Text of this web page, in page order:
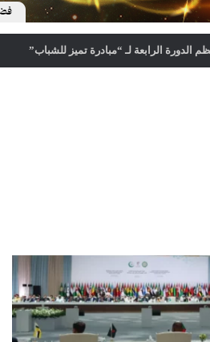
الدورة الرابعة لـ “مبادرة تميز للشباب”